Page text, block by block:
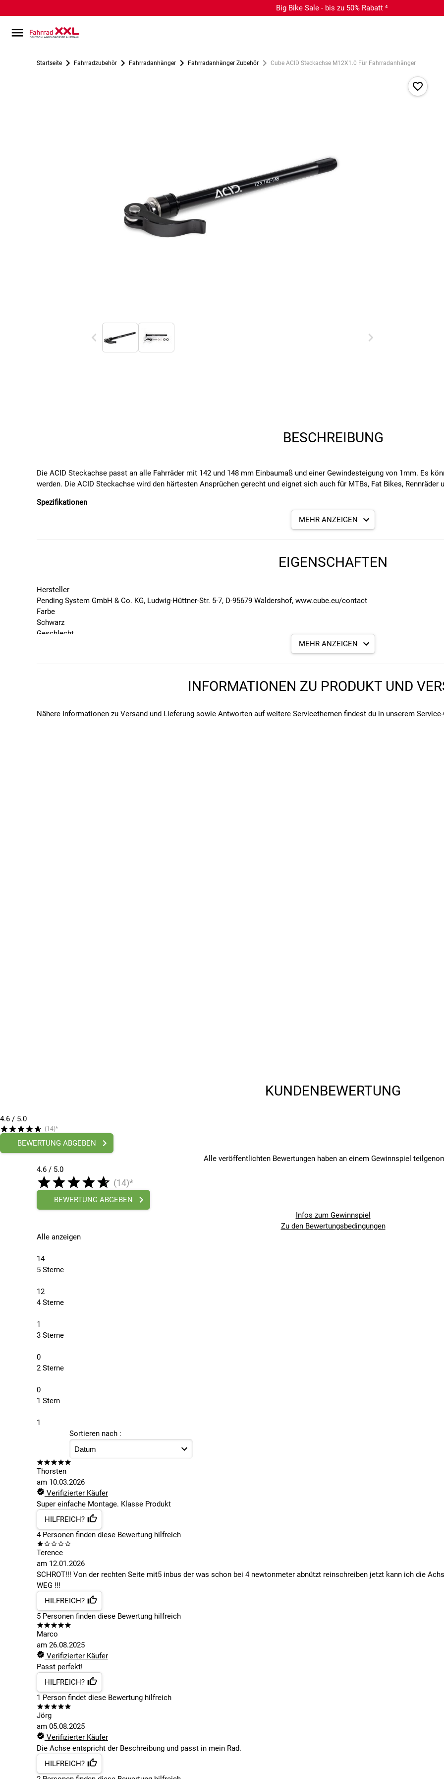
Big Bike Sale - bis zu 50% Rabatt ⁴
Startseite Fahrradzubehör Fahrradanhänger Fahrradanhänger Zubehör Cube ACID Steckachse M12X1.0 Für Fahrradanhänger
BESCHREIBUNG
Die ACID Steckachse passt an alle Fahrräder mit 142 und 148 mm Einbaumaß und einer Gewindesteigung von 1mm. Es
werden. Die ACID Steckachse wird den härtesten Ansprüchen gerecht und eignet sich auch für MTBs, Fat Bikes, Rennräder
Spezifikationen
Farbe: black
Mindest- Höchstlänge: 162 – 167 mm
Gesamtlänge: 204 mm
Befestigung: Schraube
Material: Aluminium, Stahl, Edelstahl
MEHR ANZEIGEN
EIGENSCHAFTEN
Hersteller
Pending System GmbH & Co. KG, Ludwig-Hüttner-Str. 5-7, D-95679 Waldershof, www.cube.eu/contact
Farbe
Schwarz
Geschlecht
Cube ACID
Bitte beachte, dass es zu Abweichungen zwischen den angegebenen- und den verbauten Komponenten bei Fahrrädern
MEHR ANZEIGEN
INFORMATIONEN ZU PRODUKT UND
Nähere Informationen zu Versand und Lieferungsowie Antworten auf weitere Servicethemen findest du in unserem
KUNDENBEWERTUNG
4.6 / 5.0
(14)*
BEWERTUNG ABGEBEN
Alle veröffentlichten Bewertungen haben an einem Gewinnspiel
4.6 / 5.0
(14)*
BEWERTUNG ABGEBEN
Infos zum Gewinnspiel
Zu den Bewertungsbedingungen
Alle anzeigen
14
5 Sterne
12
4 Sterne
1
3 Sterne
0
2 Sterne
0
1 Stern
1
Sortieren nach :
Thorsten
am 10.03.2026
Verifizierter Käufer
Super einfache Montage. Klasse Produkt
HILFREICH?
4Personen findendiese Bewertung hilfreich
Terence
am 12.01.2026
SCHROT!!! Von der rechten Seite mit5 inbus der was schon bei 4 newtonmeter abnützt reinschreiben jetzt kann ich die
WEG !!!
HILFREICH?
5Personen findendiese Bewertung hilfreich
Marco
am 26.08.2025
Verifizierter Käufer
Passt perfekt!
HILFREICH?
1 Person findetdiese Bewertung hilfreich
Jörg
am 05.08.2025
Verifizierter Käufer
Die Achse entspricht der Beschreibung und passt in mein Rad.
HILFREICH?